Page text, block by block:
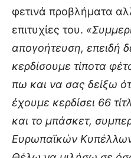
φετινά προβλήματα
επιτυχίες του.
απογοήτευση, επειδή
κερδίσουμε τίποτα
πω και να σας δείξω
έχουμε κερδίσει 66
και το μπάσκετ,
Ευρωπαϊκών